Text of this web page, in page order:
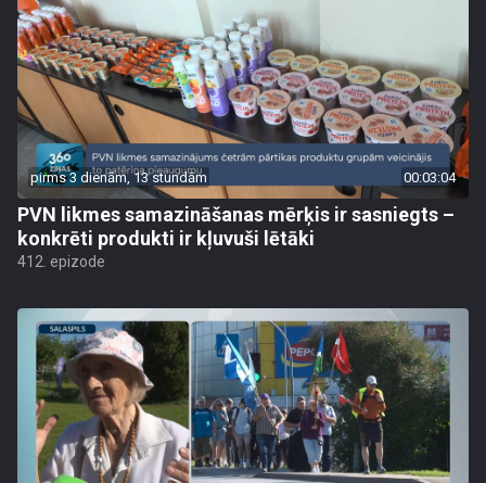
pirms 3 dienām, 13 stundām 00:03:04
PVN likmes samazināšanas mērķis ir sasniegts –
konkrēti produkti ir kļuvuši lētāki
412. epizode